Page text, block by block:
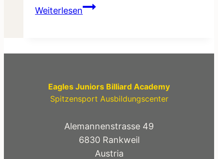
WeiterlesenStaatsmeisterschaft
Okt.
–
Nov.
2022
Eagles Juniors Billiard Academy
Spitzensport Ausbildungscenter
Alemannenstrasse 49
6830 Rankweil
Austria